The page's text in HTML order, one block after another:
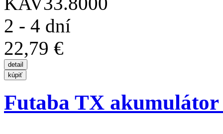
2 - 4 dní
22,79 €
Futaba TX akumulátor